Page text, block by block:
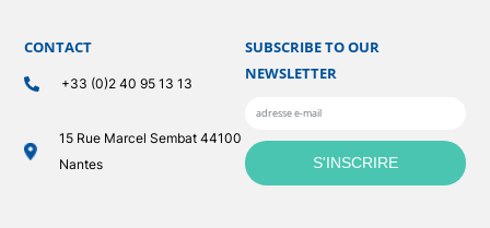
CONTACT
+33 (0)2 40 95 13 13
15 Rue Marcel Sembat 44100
Nantes
SUBSCRIBE TO OUR
NEWSLETTER